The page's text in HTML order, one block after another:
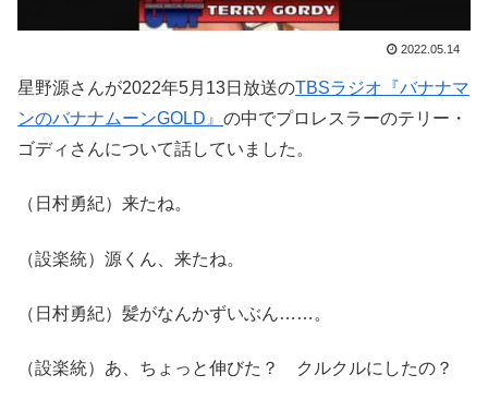
2022.05.14
星野源さんが2022年5月13日放送のTBSラジオ『バナナマ
ンのバナナムーンGOLD』 の中でプロレスラーのテリー・
ゴディさんについて話していました。
（日村勇紀）来たね。
（設楽統）源くん、来たね。
（日村勇紀）髪がなんかずいぶん……。
（設楽統）あ、ちょっと伸びた？ クルクルにしたの？